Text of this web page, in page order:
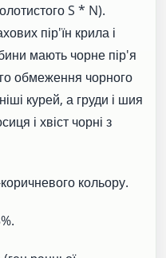
S * N).
пір'їн крила і
мають чорне пір'я
обмеження чорного
курей, а груди і шия
і хвіст чорні з
кольору.